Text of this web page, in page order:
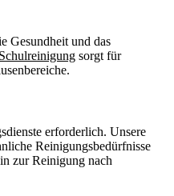
Gesundheit und das
Schulreinigung sorgt für
erforderlich. Unsere
Reinigungsbedürfnisse
zur Reinigung nach